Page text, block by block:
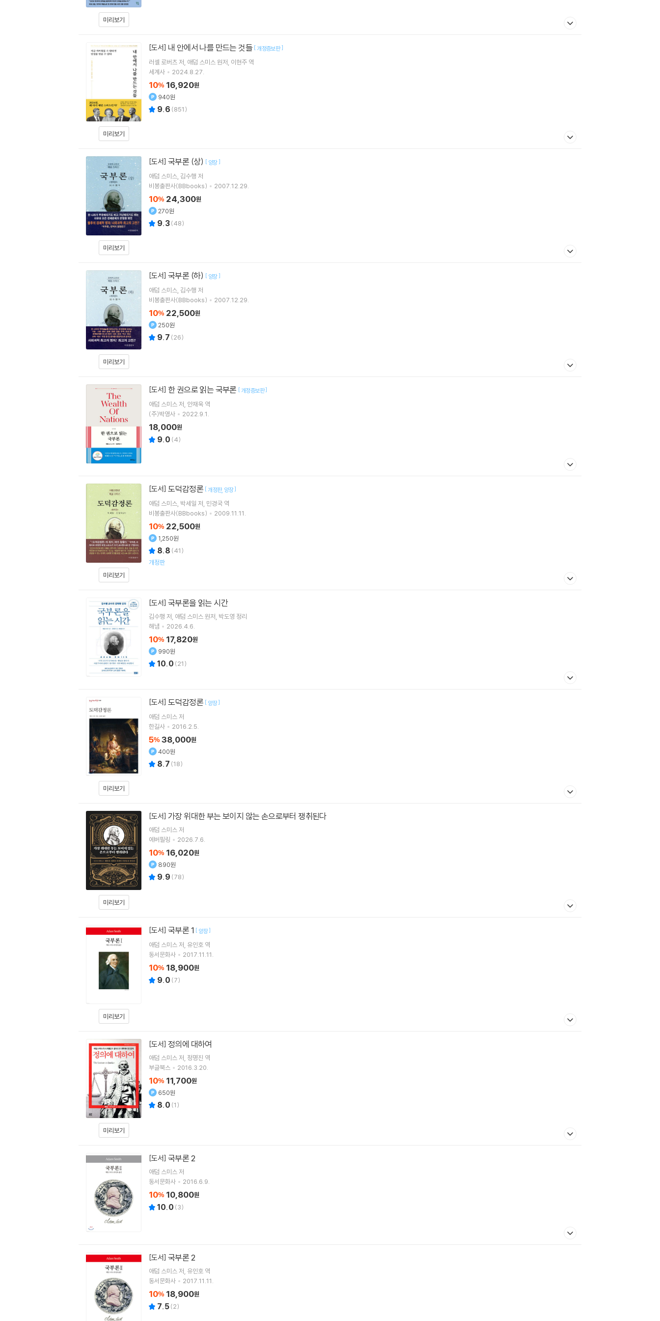
미리보기
미리보기
[도서] 내 안에서 나를 만드는 것들 [개정증보판]
러셀 로버츠 저 애덤 스미스 원저 이현주 역
세계사
2024.8.27.
10% 16,920원
940원
9.6 (851)
미리보기
[도서] 국부론 (상) [ 양장]
애덤 스미스 김수행 저
비봉출판사(BBbooks)
2007.12.29.
10% 24,300원
270원
9.3(48)
미리보기
[도서] 국부론 (하) [ 양장]
애덤 스미스 김수행 저
비봉출판사(BBbooks)
2007.12.29.
10% 22,500원
250원
9.7 (26)
[도서] 한 권으로 읽는 국부론 [개정증보판]
애덤 스미스 저 안재욱 역
(주)박영사
2022.9.1.
18,000원
9.0 (4)
미리보기
[도서] 도덕감정론 [개정판 양장]
애덤 스미스 박세일 저 민경국 역
비봉출판사(BBbooks)
2009.11.11.
10% 22,500원
1,250원
8.8 (41)
개정판
[도서] 국부론을 읽는 시간
김수행 저 애덤 스미스 원저 박도영 정리
해냄
2026.4.6.
10% 17,820원
990원
10.0 (21)
미리보기
[도서] 도덕감정론 [ 양장]
애덤 스미스 저
한길사
2016.2.5.
5% 38,000원
400원
8.7 (18)
미리보기
[도서] 가장 위대한 부는 보이지 않는 손으로부터 쟁취된다
애덤 스미스 저
에버필링
2026.7.6.
10% 16,020원
890원
9.9 (78)
미리보기
[도서] 국부론 1 [ 양장]
애덤 스미스 저 유인호 역
동서문화사
2017.11.11.
10% 18,900원
9.0 (7)
미리보기
[도서] 정의에 대하여
애덤 스미스 저 정명진 역
부글북스
2016.3.20.
10% 11,700원
650원
8.0 (1)
[도서] 국부론 2
애덤 스미스 저
동서문화사
2016.6.9.
10% 10,800원
10.0 (3)
[도서] 국부론 2
애덤 스미스 저 유인호 역
동서문화사
2017.11.11.
10% 18,900원
7.5(2)